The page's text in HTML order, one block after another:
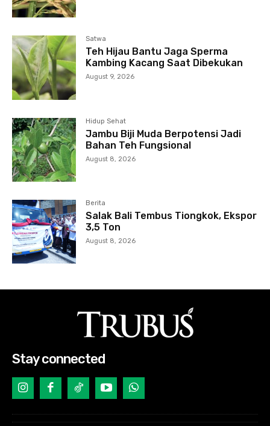
Satwa
Teh Hijau Bantu Jaga Sperma
Kambing Kacang Saat Dibekukan
August 9, 2026
Hidup Sehat
Jambu Biji Muda Berpotensi Jadi
Bahan Teh Fungsional
August 8, 2026
Berita
Salak Bali Tembus Tiongkok, Ekspor
3,5 Ton
August 8, 2026
Stay connected